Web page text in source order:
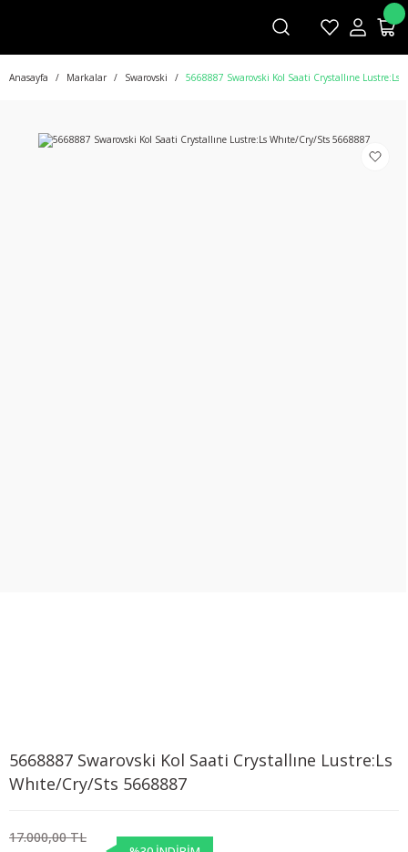
Anasayfa Markalar Swarovski 5668887 Swarovski Kol Saati Crystallıne Lustre:Ls
5668887 Swarovski Kol Saati Crystallıne Lustre:Ls
Whıte/Cry/Sts 5668887
17.000,00 TL